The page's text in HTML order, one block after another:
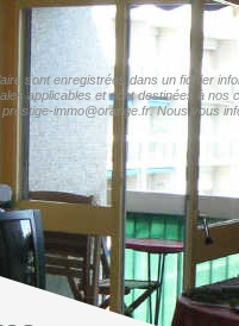
sont enregistrées dans un fichier
applicables et sont destinées à
immo@orange.fr. Nous vous